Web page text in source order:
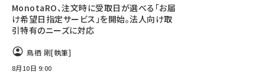
MonotaRO、注文時に受取日が選べる「お届
け希望日指定サービス」を開始。法人向け取
引特有のニーズに対応
鳥栖 剛[執筆]
8月10日 9:00